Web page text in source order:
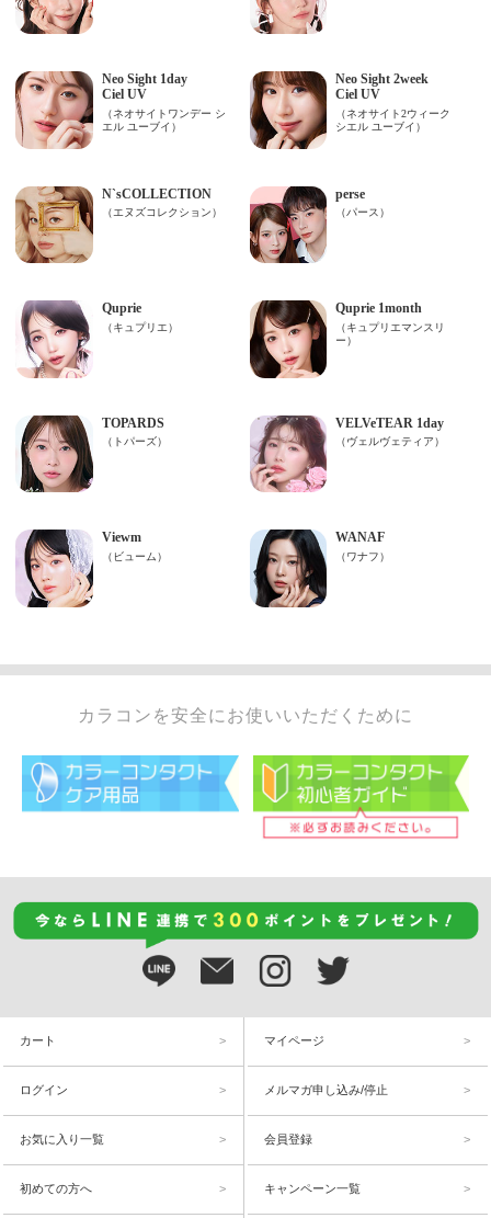
カラコンを安全にお使いいただくために
カート マイページ
ログイン メルマガ申し込み/停止
お気に入り一覧 会員登録
初めての方へ キャンペーン一覧